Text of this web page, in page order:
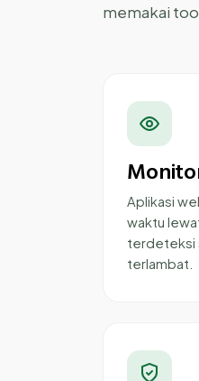
memakai
Aplikasi
waktu
terdeteksi
terlambat.